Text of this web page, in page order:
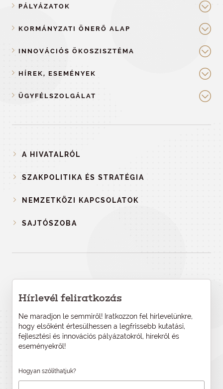
PÁLYÁZATOK
KORMÁNYZATI ÖNERŐ ALAP
INNOVÁCIÓS ÖKOSZISZTÉMA
HÍREK, ESEMÉNYEK
ÜGYFÉLSZOLGÁLAT
A HIVATALRÓL
SZAKPOLITIKA ÉS STRATÉGIA
NEMZETKÖZI KAPCSOLATOK
SAJTÓSZOBA
Hírlevél feliratkozás
Ne maradjon le semmiről! Iratkozzon fel hírlevelünkre,
hogy elsőként értesülhessen a legfrissebb kutatási,
fejlesztési és innovációs pályázatokról, hírekről és
eseményekről!
Hogyan szólíthatjuk?